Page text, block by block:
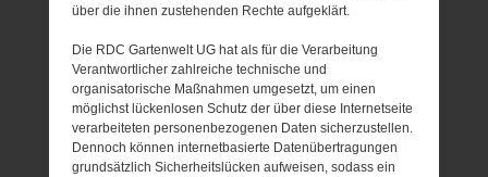
über die ihnen zustehenden Rechte aufgeklärt.
Die RDC Gartenwelt UG hat als für die Verarbeitung
Verantwortlicher zahlreiche technische und
organisatorische Maßnahmen umgesetzt, um einen
möglichst lückenlosen Schutz der über diese Internetseite
verarbeiteten personenbezogenen Daten sicherzustellen.
Dennoch können internetbasierte Datenübertragungen
grundsätzlich Sicherheitslücken aufweisen, sodass ein